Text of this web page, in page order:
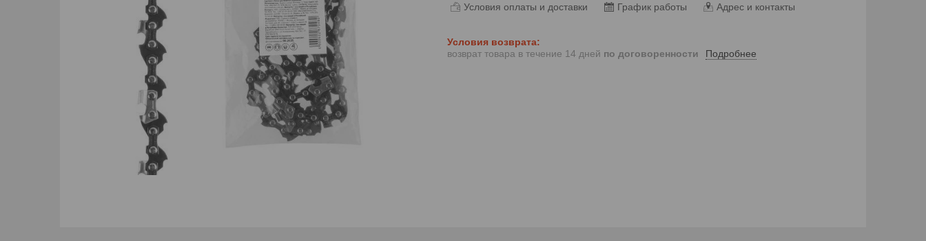
Условия оплаты и доставки График работы Адрес и контакты
возврат товара в течение 14 дней по договоренности Подробнее